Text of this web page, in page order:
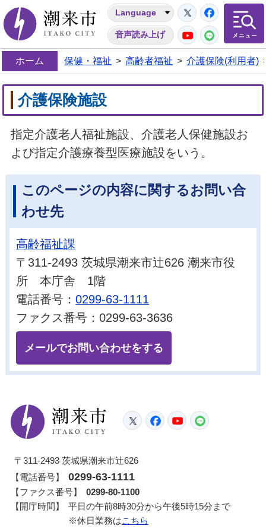
潮来市
Language
音声読み上げ
Twitter
YouTube
LINE
ホーム 保健・福祉 > 高齢者福祉 > 介護保険(利用者)
介護保険施設
指定介護老人福祉施設、介護老人保健施設お
よび指定介護療養型医療施設をいう。
このページの内容に関するお問い合
わせ先
高齢福祉課
〒311-2493 茨城県潮来市辻626 潮来市役
所 本庁舎 1階
電話番号：0299-63-1111
ファクス番号：0299-63-3636
メールでお問い合わせをする
潮来市
TwitterFacebook
YouTube
〒311-2493 茨城県潮来市辻626
【電話番号】
0299-63-1111
【ファクス番号】
0299-80-1100
【開庁時間】
平日の午前8時30分から午後5時15分まで
※休日業務はこちら